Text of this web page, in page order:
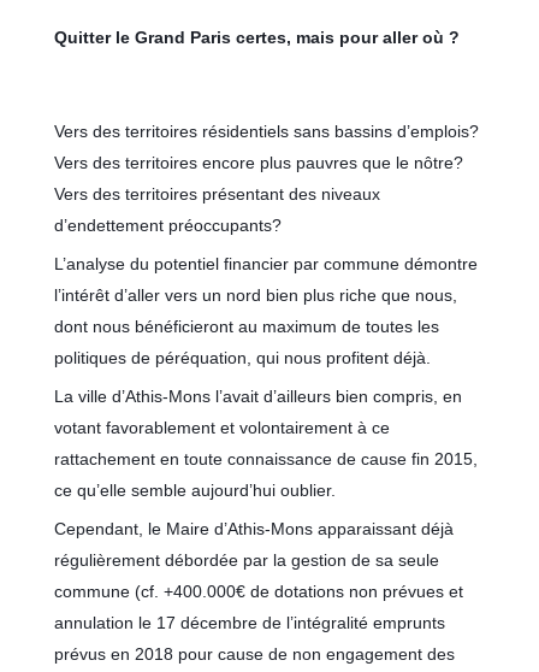
Quitter le Grand Paris certes, mais pour aller où ?
Vers des territoires résidentiels sans bassins d’emplois?
Vers des territoires encore plus pauvres que le nôtre?
Vers des territoires présentant des niveaux
d’endettement préoccupants?
L’analyse du potentiel financier par commune démontre
l’intérêt d’aller vers un nord bien plus riche que nous,
dont nous bénéficieront au maximum de toutes les
politiques de péréquation, qui nous profitent déjà.
La ville d’Athis-Mons l’avait d’ailleurs bien compris, en
votant favorablement et volontairement à ce
rattachement en toute connaissance de cause fin 2015,
ce qu’elle semble aujourd’hui oublier.
Cependant, le Maire d’Athis-Mons apparaissant déjà
régulièrement débordée par la gestion de sa seule
commune (cf. +400.000€ de dotations non prévues et
annulation le 17 décembre de l’intégralité emprunts
prévus en 2018 pour cause de non engagement des